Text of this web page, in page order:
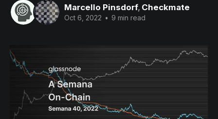
Marcello Pinsdorf, Checkmate
Oct 6, 2022 • 9 min read